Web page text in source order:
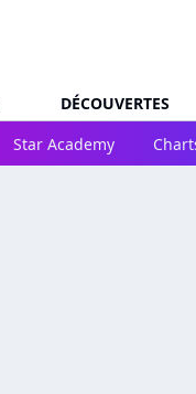
DÉCOUVERTES
Star Academy